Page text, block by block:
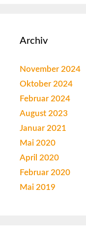
Archiv
November 2024
Oktober 2024
Februar 2024
August 2023
Januar 2021
Mai 2020
April 2020
Februar 2020
Mai 2019